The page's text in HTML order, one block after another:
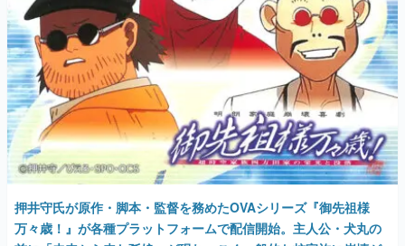
押井守氏が原作・脚本・監督を務めたOVAシリーズ『御先祖様
万々歳！』が各種プラットフォームで配信開始。主人公・犬丸の